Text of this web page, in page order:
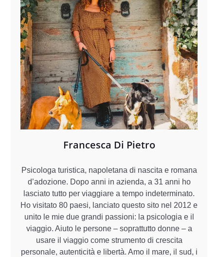
Francesca Di Pietro
Psicologa turistica, napoletana di nascita e romana
d’adozione. Dopo anni in azienda, a 31 anni ho
lasciato tutto per viaggiare a tempo indeterminato.
Ho visitato 80 paesi, lanciato questo sito nel 2012 e
unito le mie due grandi passioni: la psicologia e il
viaggio. Aiuto le persone – soprattutto donne – a
usare il viaggio come strumento di crescita
personale, autenticità e libertà. Amo il mare, il sud, i